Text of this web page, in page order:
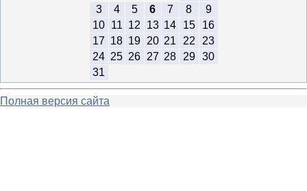
3
4 5 6 7 8
9
10 11 12 13 14 15
16
17 18 19 20 21 22
23
24 25 26 27 28 29
30
31
Полная версия сайта